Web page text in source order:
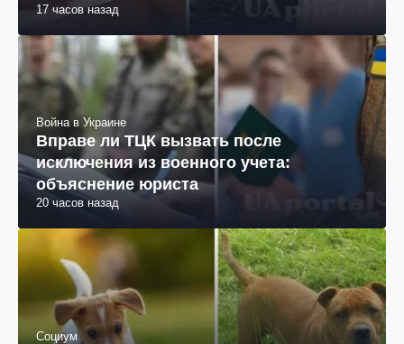
17 часов назад
Война в Украине
Вправе ли ТЦК вызвать после
исключения из военного учета:
объяснение юриста
20 часов назад
Социум